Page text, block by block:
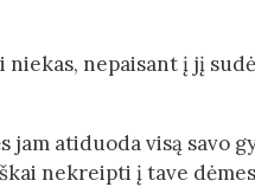
nepaisant į jį
jam atiduoda visą savo
nekreipti į tave